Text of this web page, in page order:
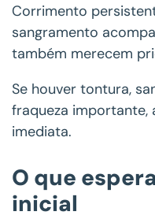
Corrimento
sangramento
também merecem
Se houver tontura,
fraqueza importante,
imediata.
O que
inicial